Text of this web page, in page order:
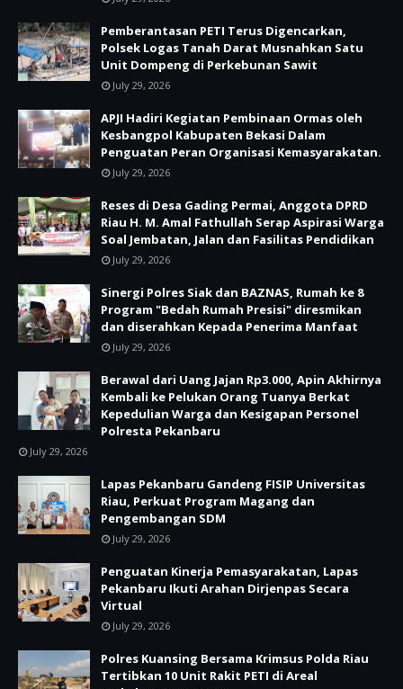
Pemberantasan PETI Terus Digencarkan,
Polsek Logas Tanah Darat Musnahkan Satu
Unit Dompeng di Perkebunan Sawit
July 29, 2026
APJI Hadiri Kegiatan Pembinaan Ormas oleh
Kesbangpol Kabupaten Bekasi Dalam
Penguatan Peran Organisasi Kemasyarakatan.
July 29, 2026
Reses di Desa Gading Permai, Anggota DPRD
Riau H. M. Amal Fathullah Serap Aspirasi Warga
Soal Jembatan, Jalan dan Fasilitas Pendidikan
July 29, 2026
Sinergi Polres Siak dan BAZNAS, Rumah ke 8
Program "Bedah Rumah Presisi" diresmikan
dan diserahkan Kepada Penerima Manfaat
July 29, 2026
Berawal dari Uang Jajan Rp3.000, Apin Akhirnya
Kembali ke Pelukan Orang Tuanya Berkat
Kepedulian Warga dan Kesigapan Personel
Polresta Pekanbaru
July 29, 2026
Lapas Pekanbaru Gandeng FISIP Universitas
Riau, Perkuat Program Magang dan
Pengembangan SDM
July 29, 2026
Penguatan Kinerja Pemasyarakatan, Lapas
Pekanbaru Ikuti Arahan Dirjenpas Secara
Virtual
July 29, 2026
Polres Kuansing Bersama Krimsus Polda Riau
Tertibkan 10 Unit Rakit PETI di Areal